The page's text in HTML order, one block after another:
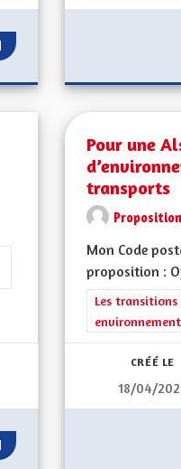
BRIGADE VERTE ÉLARGIE
écologiques,
CONSOMMER MOINS D'EAU
Pour une
transports
Mon Code
proposition :
Filtrer les
Les
CRÉÉ LE
18/04/